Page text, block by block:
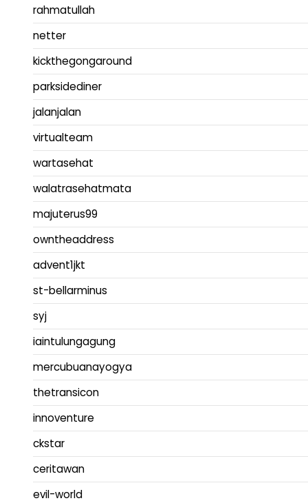
rahmatullah
netter
kickthegongaround
parksidediner
jalanjalan
virtualteam
wartasehat
walatrasehatmata
majuterus99
owntheaddress
advent1jkt
st-bellarminus
syj
iaintulungagung
mercubuanayogya
thetransicon
innoventure
ckstar
ceritawan
evil-world